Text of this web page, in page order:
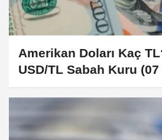
Amerikan Doları Kaç
USD/TL Sabah Kuru
2026)